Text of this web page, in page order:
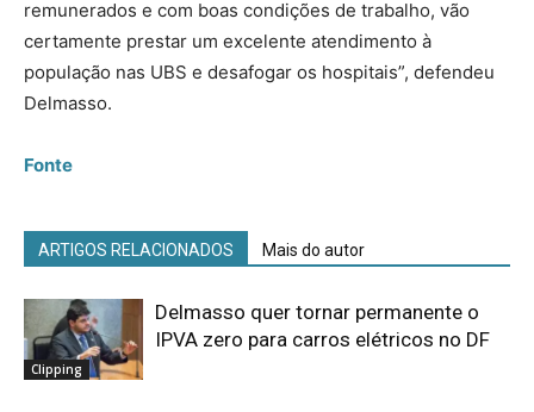
remunerados e com boas condições de trabalho, vão
certamente prestar um excelente atendimento à
população nas UBS e desafogar os hospitais”, defendeu
Delmasso.
Fonte
ARTIGOS RELACIONADOS Mais do autor
Clipping
Delmasso quer tornar permanente o
IPVA zero para carros elétricos no DF